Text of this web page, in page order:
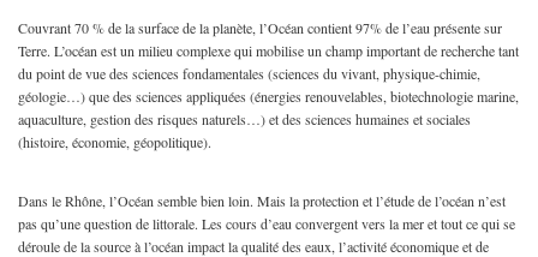
Couvrant 70 % de la surface de la planète, l’Océan contient 97% de l’eau présente sur
Terre. L’océan est un milieu complexe qui mobilise un champ important de recherche tant
du point de vue des sciences fondamentales (sciences du vivant, physique-chimie,
géologie…) que des sciences appliquées (énergies renouvelables, biotechnologie marine,
aquaculture, gestion des risques naturels…) et des sciences humaines et sociales
(histoire, économie, géopolitique).
Dans le Rhône, l’Océan semble bien loin. Mais la protection et l’étude de l’océan n’est
pas qu’une question de littorale. Les cours d’eau convergent vers la mer et tout ce qui se
déroule de la source à l’océan impact la qualité des eaux, l’activité économique et de